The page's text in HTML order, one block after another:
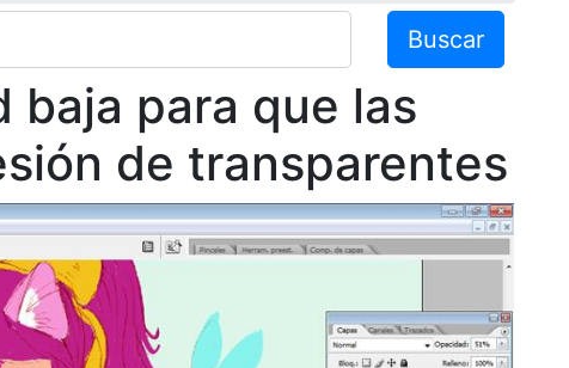
Buscar
baja para que las
de transparentes